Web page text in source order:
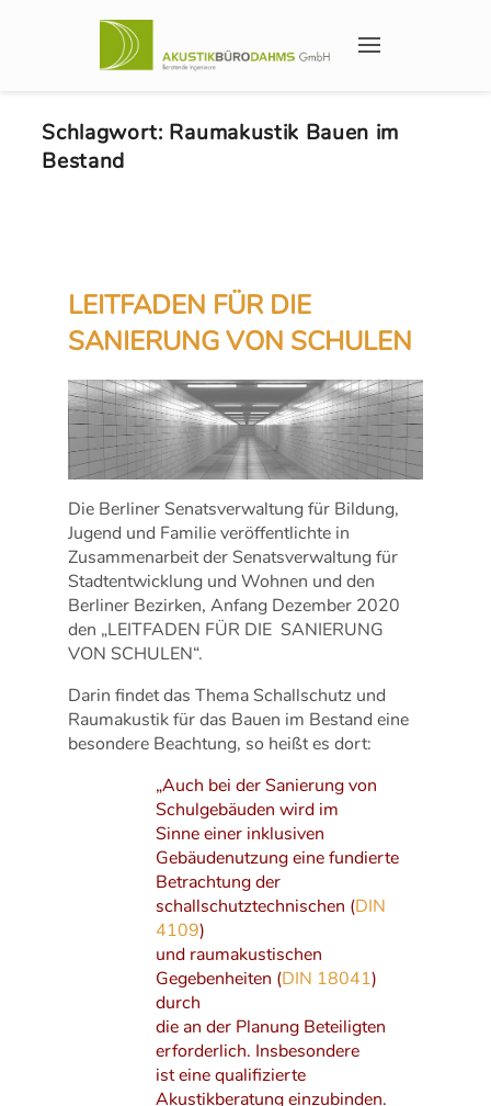
Schlagwort: Raumakustik Bauen im
Bestand
LEITFADEN FÜR DIE
SANIERUNG VON SCHULEN
Die Berliner Senatsverwaltung für Bildung,
Jugend und Familie veröffentlichte in
Zusammenarbeit der Senatsverwaltung für
Stadtentwicklung und Wohnen und den
Berliner Bezirken, Anfang Dezember 2020
den „LEITFADEN FÜR DIE SANIERUNG
VON SCHULEN“.
Darin findet das Thema Schallschutz und
Raumakustik für das Bauen im Bestand eine
besondere Beachtung, so heißt es dort:
„Auch bei der Sanierung von
Schulgebäuden wird im
Sinne einer inklusiven
Gebäudenutzung eine fundierte
Betrachtung der
schallschutztechnischen (DIN
4109)
und raumakustischen
Gegebenheiten (DIN 18041)
durch
die an der Planung Beteiligten
erforderlich. Insbesondere
ist eine qualifizierte
Akustikberatung einzubinden.